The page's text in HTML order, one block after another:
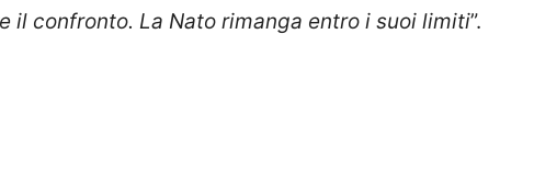
il confronto. La Nato rimanga entro i suoi limiti”.